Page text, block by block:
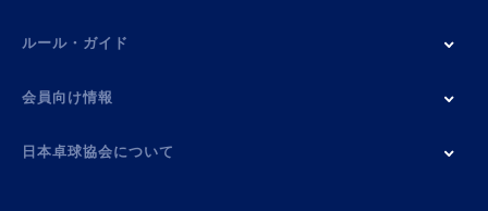
ルール・ガイド
会員向け情報
日本卓球協会について